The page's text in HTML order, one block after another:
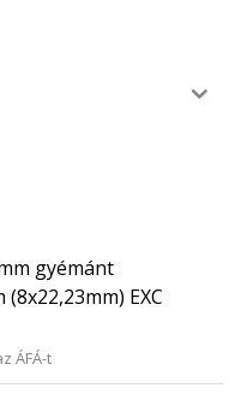
gyémánt
EXC
ÁFÁ-t